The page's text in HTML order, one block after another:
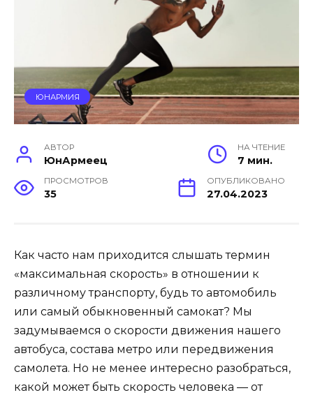
ЮНАРМИЯ
АВТОР
ЮнАрмеец
НА ЧТЕНИЕ
7 мин.
ПРОСМОТРОВ
35
ОПУБЛИКОВАНО
27.04.2023
Как часто нам приходится слышать термин
«максимальная скорость» в отношении к
различному транспорту, будь то автомобиль
или самый обыкновенный самокат? Мы
задумываемся о скорости движения нашего
автобуса, состава метро или передвижения
самолета. Но не менее интересно разобраться,
какой может быть скорость человека — от